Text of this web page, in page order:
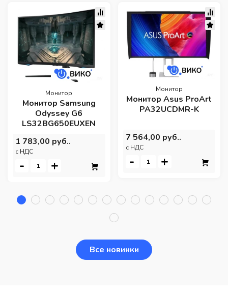
Монитор
Монитор Samsung
Odyssey G6
LS32BG650EUXEN
1 783,00 руб..
c НДС
- +
Монитор
Монитор Asus ProArt
PA32UCDMR-K
7 564,00 руб..
c НДС
- +
Все новинки